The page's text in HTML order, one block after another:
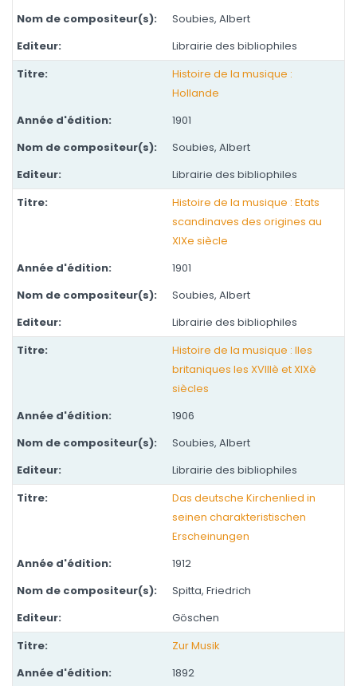
Soubies, Albert
Librairie des bibliophiles
Histoire de la musique :
Hollande
1901
Soubies, Albert
Librairie des bibliophiles
Histoire de la musique : Etats
scandinaves des origines au
XIXe siècle
1901
Soubies, Albert
Librairie des bibliophiles
Histoire de la musique : Iles
britaniques les XVIIIè et XIXè
siècles
1906
Soubies, Albert
Librairie des bibliophiles
Das deutsche Kirchenlied in
seinen charakteristischen
Erscheinungen
1912
Spitta, Friedrich
Göschen
Zur Musik
1892